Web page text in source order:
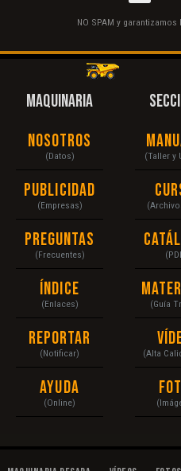
NO SPAM y garantizamos
MAQUINARIA
Nosotros
(Datos)
Publicidad
(Empresas)
Preguntas
(Frecuentes)
Índice
(Enlaces)
Reportar
(Notificar)
Ayuda
(Online)
(Taller y
(Guía
(Alta